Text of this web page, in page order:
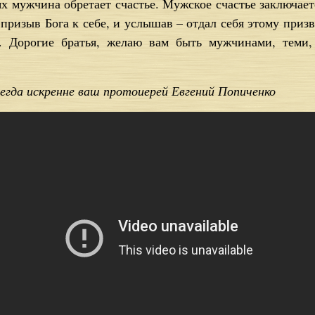
мужчина обретает счастье. Мужское счастье
Бога к себе, и услышав – отдал себя этому
Дорогие братья, желаю вам быть мужчинами,
искренне ваш протоиерей Евгений Попиченко